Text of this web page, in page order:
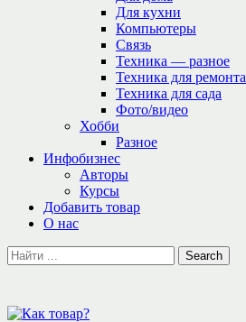
Для кухни
Компьютеры
Связь
Техника — разное
Техника для ремонта
Техника для сада
Фото/видео
Хобби
Разное
Инфобизнес
Авторы
Курсы
Добавить товар
О нас